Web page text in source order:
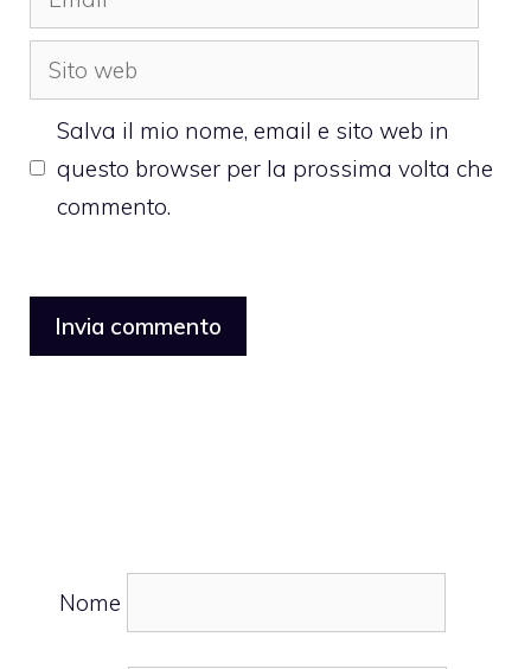
Sito
web
Salva il mio nome, email e sito web in
questo browser per la prossima volta che
commento.
Nome